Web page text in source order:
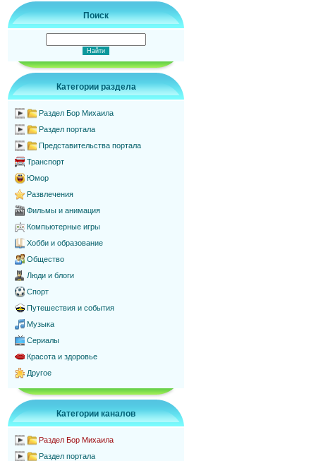
Поиск
Категории раздела
Раздел Бор Михаила
Раздел портала
Представительства портала
Транспорт
Юмор
Развлечения
Фильмы и анимация
Компьютерные игры
Хобби и образование
Общество
Люди и блоги
Спорт
Путешествия и события
Музыка
Сериалы
Красота и здоровье
Другое
Категории каналов
Раздел Бор Михаила
Раздел портала